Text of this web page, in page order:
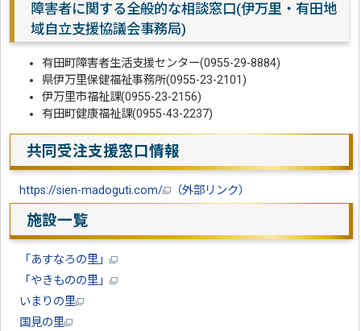
障害者に関する全般的な相談窓口(伊万里・有田地
域自立支援協議会事務局)
有田町障害者生活支援センター(0955-29-8884)
県伊万里保健福祉事務所(0955-23-2101)
伊万里市福祉課(0955-23-2156)
有田町健康福祉課(0955-43-2237)
共同受注支援窓口情報
https://sien-madoguti.com/ （外部リンク）
施設一覧
「あすなろの里」
「やきものの里」
いまりの里
国見の里